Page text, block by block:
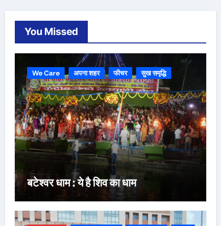
You Missed
We Care अपना शहर फीचर सुख समृद्धि
बटेश्वर धाम : ये है शिव का धाम